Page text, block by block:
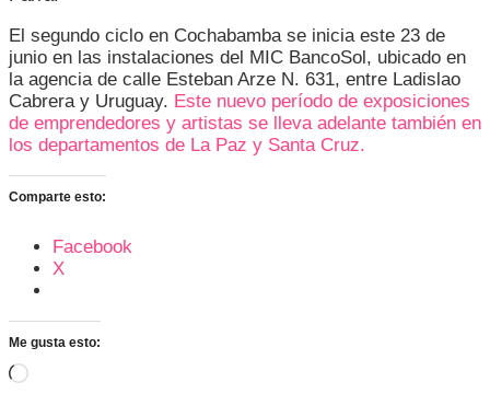
El segundo ciclo en Cochabamba se inicia este 23 de
junio en las instalaciones del MIC BancoSol, ubicado en
la agencia de calle Esteban Arze N. 631, entre Ladislao
Cabrera y Uruguay. Este nuevo período de exposiciones
de emprendedores y artistas se lleva adelante también en
los departamentos de La Paz y Santa Cruz.
Comparte esto:
Facebook
X
Me gusta esto:
Cargando...